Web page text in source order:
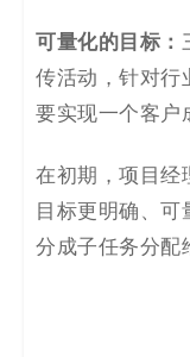
可量化的目标：
传活动，针对行
要实现一个客户
在初期，项目经
目标更明确、
分成子任务分配